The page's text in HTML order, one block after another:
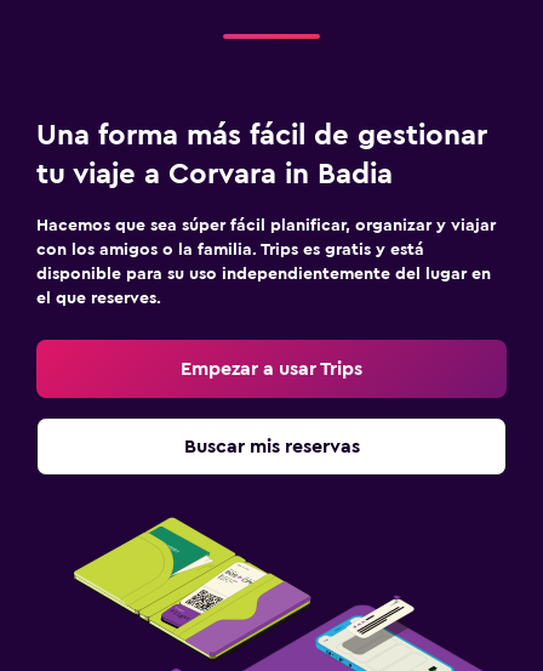
Una forma más fácil de gestionar
tu viaje a Corvara in Badia
Hacemos que sea súper fácil planificar, organizar y viajar
con los amigos o la familia. Trips es gratis y está
disponible para su uso independientemente del lugar en
el que reserves.
Empezar a usar Trips
Buscar mis reservas